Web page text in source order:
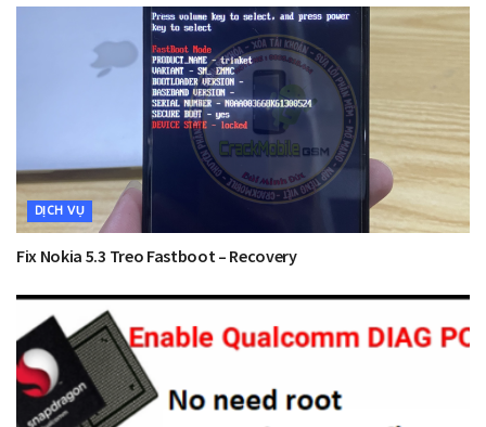
DỊCH VỤ
Fix Nokia 5.3 Treo Fastboot – Recovery